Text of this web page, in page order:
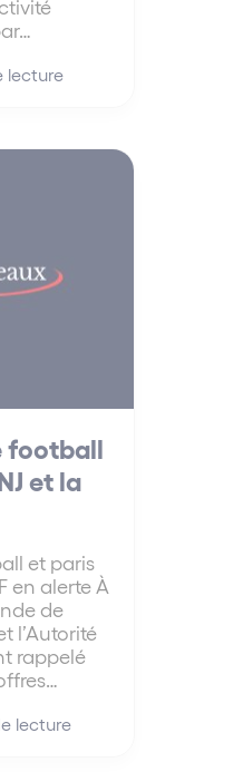
lecture
football
et la
et paris
en alerte À
de
l’Autorité
rappelé
lecture